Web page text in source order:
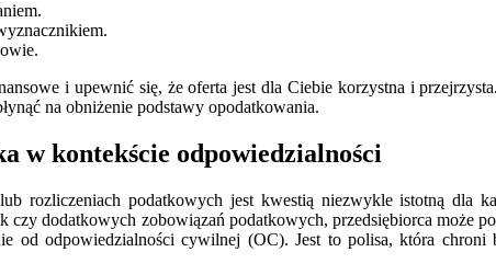
i upewnić się, że oferta jest dla Ciebie korzystna i
na obniżenie podstawy opodatkowania.
w kontekście odpowiedzialności
rozliczeniach podatkowych jest kwestią niezwykle istotną dla
dodatkowych zobowiązań podatkowych, przedsiębiorca może
od odpowiedzialności cywilnej (OC). Jest to polisa, która